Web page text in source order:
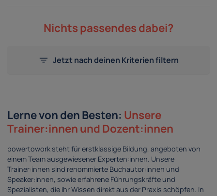
Nichts passendes dabei?
Jetzt nach deinen Kriterien filtern
Lerne von den Besten: Unsere
Trainer:innen und Dozent:innen
powertowork steht für erstklassige Bildung, angeboten von
einem Team ausgewiesener Experten:innen. Unsere
Trainer:innen sind renommierte Buchautor:innen und
Speaker:innen, sowie erfahrene Führungskräfte und
Spezialisten, die ihr Wissen direkt aus der Praxis schöpfen. In